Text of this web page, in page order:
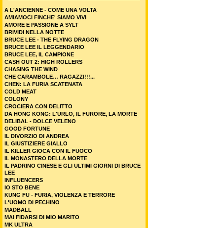
A L'ANCIENNE - COME UNA VOLTA
AMIAMOCI FINCHE' SIAMO VIVI
AMORE E PASSIONE A SYLT
BRIVIDI NELLA NOTTE
BRUCE LEE - THE FLYING DRAGON
BRUCE LEE IL LEGGENDARIO
BRUCE LEE, IL CAMPIONE
CASH OUT 2: HIGH ROLLERS
CHASING THE WIND
CHE CARAMBOLE… RAGAZZI!!!...
CHEN: LA FURIA SCATENATA
COLD MEAT
COLONY
CROCIERA CON DELITTO
DA HONG KONG: L'URLO, IL FURORE, LA MORTE
DELIBAL - DOLCE VELENO
GOOD FORTUNE
IL DIVORZIO DI ANDREA
IL GIUSTIZIERE GIALLO
IL KILLER GIOCA CON IL FUOCO
IL MONASTERO DELLA MORTE
IL PADRINO CINESE E GLI ULTIMI GIORNI DI BRUCE
LEE
INFLUENCERS
IO STO BENE
KUNG FU - FURIA, VIOLENZA E TERRORE
L'UOMO DI PECHINO
MADBALL
MAI FIDARSI DI MIO MARITO
MK ULTRA